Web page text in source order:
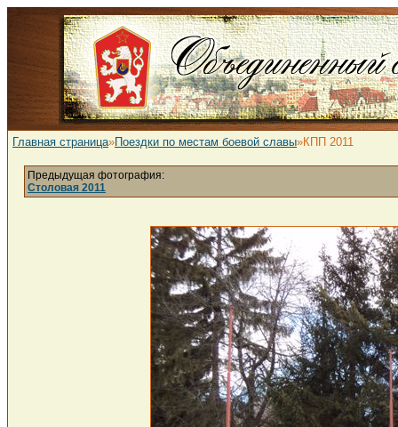
Главная страница»Поездки по местам боевой славы»КПП 2011
Предыдущая фотография:
Столовая 2011